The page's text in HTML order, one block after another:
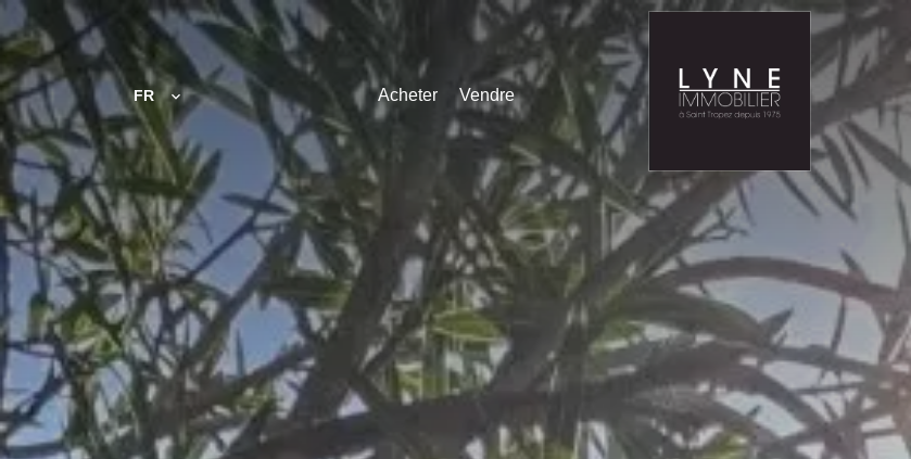
FR Acheter Vendre